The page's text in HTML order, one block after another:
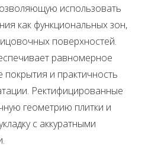
использовать
как функциональных зон,
поверхностей.
равномерное
покрытия и практичность
Ректифицированные
геометрию плитки и
с аккуратными